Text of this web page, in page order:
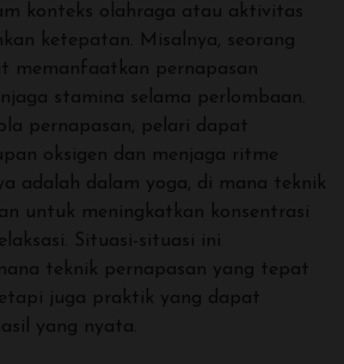
konteks olahraga atau aktivitas
ketepatan. Misalnya, seorang
memanfaatkan pernapasan
stamina selama perlombaan.
pernapasan, pelari dapat
oksigen dan menjaga ritme
adalah dalam yoga, di mana teknik
untuk meningkatkan konsentrasi
Situasi-situasi ini
teknik pernapasan yang tepat
juga praktik yang dapat
yang nyata.